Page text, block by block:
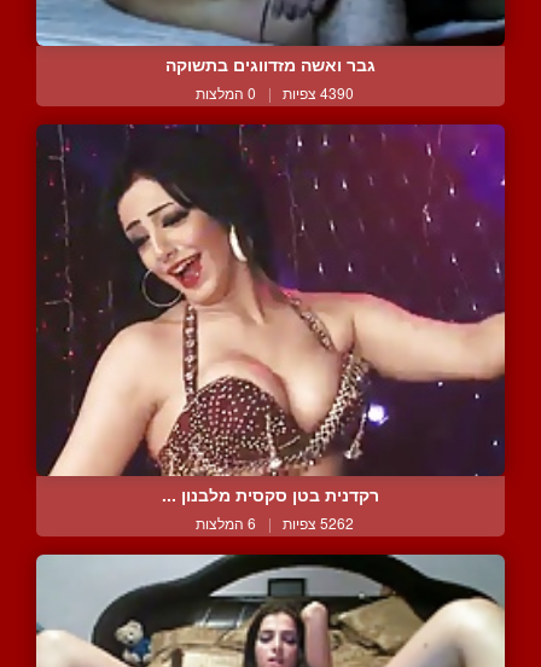
גבר ואשה מזדווגים בתשוקה
4390 צפיות | 0 המלצות
רקדנית בטן סקסית מלבנון ...
5262 צפיות | 6 המלצות